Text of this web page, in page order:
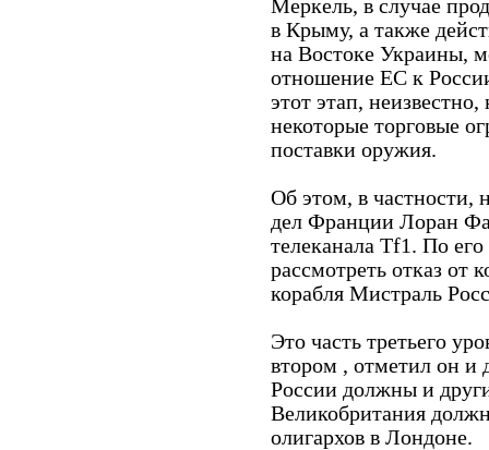
Меркель, в случае
в Крыму, а также
на Востоке Украины,
отношение ЕС к
этот этап,
некоторые торговые
поставки оружия.
Об этом, в частности,
дел Франции Лоран
телеканала Tf1. По
рассмотреть отказ от
корабля Мистраль
Это часть третьего
втором , отметил он и
России должны и
Великобритания
олигархов в Лондоне.